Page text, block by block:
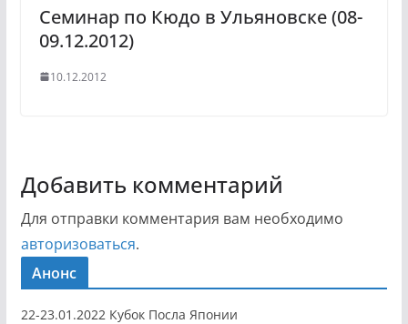
Семинар по Кюдо в Ульяновске (08-
09.12.2012)
10.12.2012
Добавить комментарий
Для отправки комментария вам необходимо
авторизоваться.
Анонс
22-23.01.2022 Кубок Посла Японии